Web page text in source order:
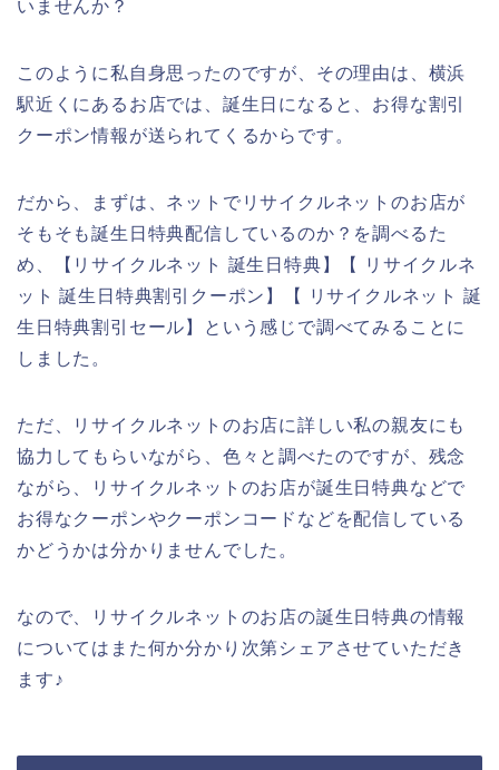
いませんか？
このように私自身思ったのですが、その理由は、横浜
駅近くにあるお店では、誕生日になると、お得な割引
クーポン情報が送られてくるからです。
だから、まずは、ネットでリサイクルネットのお店が
そもそも誕生日特典配信しているのか？を調べるた
め、【リサイクルネット 誕生日特典】【 リサイクルネ
ット 誕生日特典割引クーポン】【 リサイクルネット 誕
生日特典割引セール】という感じで調べてみることに
しました。
ただ、リサイクルネットのお店に詳しい私の親友にも
協力してもらいながら、色々と調べたのですが、残念
ながら、リサイクルネットのお店が誕生日特典などで
お得なクーポンやクーポンコードなどを配信している
かどうかは分かりませんでした。
なので、リサイクルネットのお店の誕生日特典の情報
についてはまた何か分かり次第シェアさせていただき
ます♪